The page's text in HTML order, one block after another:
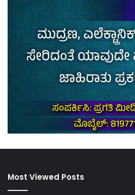
Most Viewed Posts